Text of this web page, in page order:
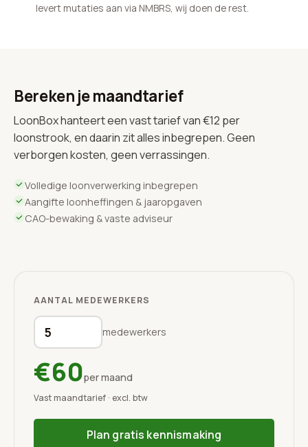
levert mutaties aan via NMBRS, wij doen de rest.
Bereken je maandtarief
LoonBox hanteert een vast tarief van €12 per
loonstrook, en daarin zit alles inbegrepen. Geen
verborgen kosten, geen verrassingen.
Volledige loonverwerking inbegrepen
Aangifte loonheffingen & jaaropgaven
CAO-bewaking & vaste adviseur
AANTAL MEDEWERKERS
medewerkers
€60per maand
Vast maandtarief · excl. btw
Plan gratis kennismaking